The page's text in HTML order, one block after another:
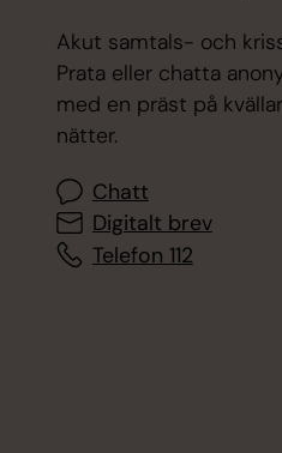
Akut samtals- och
Prata eller chatta
med en präst på
nätter.
Chatt
Digitalt brev
Telefon 112